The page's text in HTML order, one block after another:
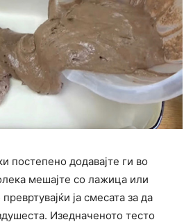
постепено додавајте ги во
мешајте со лажица или
ја смесата за да
Изедначеното тесто